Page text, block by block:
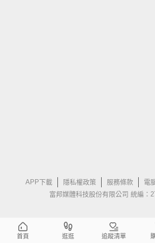
APP下載 隱私權政策 服務條款 電
富邦媒體科技股份有限公司 統編：
首頁 逛逛 追蹤清單